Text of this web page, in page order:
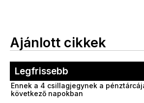
Ajánlott cikkek
Legfrissebb
Ennek a 4 csillagjegynek a
következő napokban